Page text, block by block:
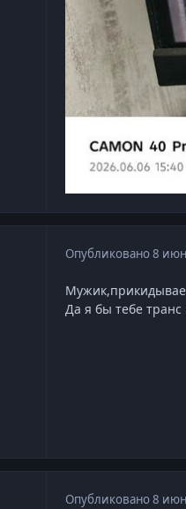
Опубликовано8
Да я бы тебе
Опубликовано8